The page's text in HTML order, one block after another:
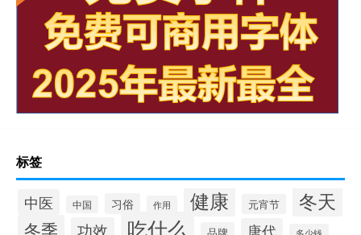
标签
中医 中国 习俗 作用 健康 元宵节 冬天
冬季 功效 吃什么 唐代